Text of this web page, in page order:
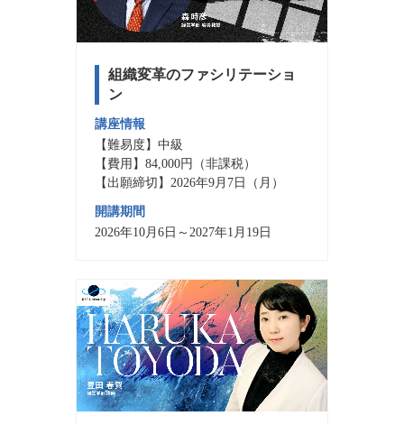
組織変革のファシリテーショ
ン
講座情報
【難易度】中級
【費用】84,000円（非課税）
【出願締切】2026年9月7日（月）
開講期間
2026年10月6日～2027年1月19日